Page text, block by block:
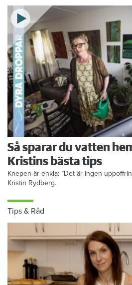
Så sparar du vatten
Kristins bästa tips
Knepen är enkla: ”Det är ingen
Kristin Rydberg.
Tips & Råd